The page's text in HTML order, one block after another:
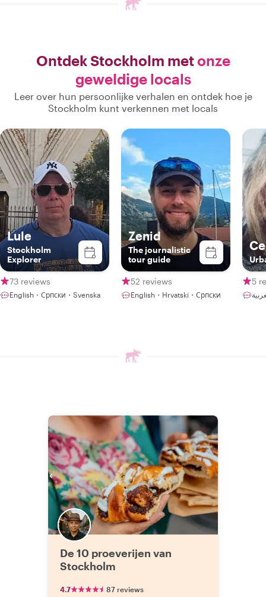
Ontdek Stockholm metonze
geweldige locals
Leer over hun persoonlijke verhalen en ontdek hoe je
Stockholm kunt verkennen met locals
Lule
Stockholm
Explorer
73 reviews
English・Српски・Svenska
Zenid
The journalistic
tour guide
52 reviews
English・Hrvatski・Српски
5
De 10 proeverijen van
Stockholm
4.7 87 reviews